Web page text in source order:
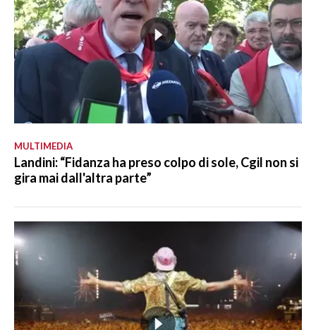
MULTIMEDIA
Landini: “Fidanza ha preso colpo di sole, Cgil non si
gira mai dall'altra parte”